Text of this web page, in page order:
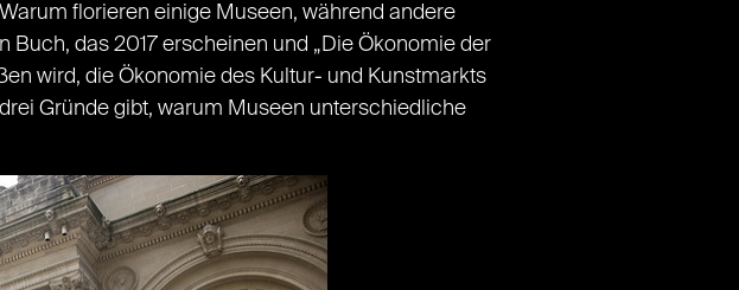
florieren einige Museen, während andere
das 2017 erscheinen und „Die Ökonomie der
wird, die Ökonomie des Kultur- und Kunstmarkts
Gründe gibt, warum Museen unterschiedliche